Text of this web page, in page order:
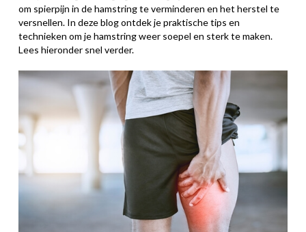
om spierpijn in de hamstring te verminderen en het herstel te
versnellen. In deze blog ontdek je praktische tips en
technieken om je hamstring weer soepel en sterk te maken.
Lees hieronder snel verder.